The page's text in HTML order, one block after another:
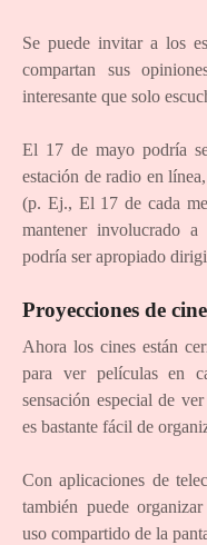
Se puede invitar a los
compartan sus
interesante que solo
El 17 de mayo podría
estación de radio en
(p. Ej., El 17 de cada
mantener involucrado
podría ser apropiado
Proyecciones de
Ahora los cines están
para ver películas en
sensación especial de
es bastante fácil de
Con aplicaciones de
también puede
uso compartido de la